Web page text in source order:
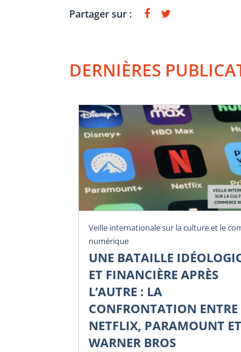
Partager sur :
DERNIÈRES
Veille internationale sur la culture et le
numérique
UNE BATAILLE
ET FINANCIÈRE APRÈS
L’AUTRE : LA
CONFRONTATION ENTRE
NETFLIX, PARAMOUNT ET
WARNER BROS